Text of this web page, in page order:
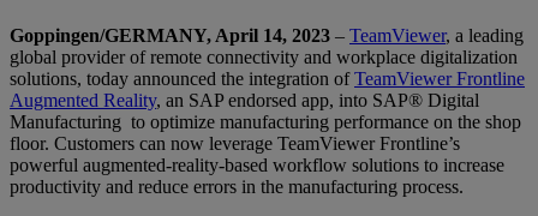
Goppingen/GERMANY, April 14, 2023 – TeamViewer, a leading
global provider of remote connectivity and workplace digitalization
solutions, today announced the integration ofTeamViewer Frontline
Augmented Reality, an SAP endorsed app, into SAP® Digital
Manufacturing to optimize manufacturing performance on the shop
floor. Customers can now leverage TeamViewer Frontline’s
powerful augmented-reality-based workflow solutions to increase
productivity and reduce errors in the manufacturing process.